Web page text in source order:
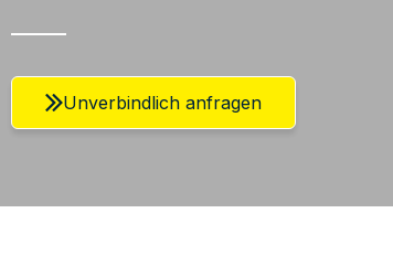
Unverbindlich anfragen